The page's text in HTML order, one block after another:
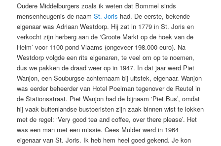
Oudere Middelburgers zoals ik weten dat Bommel sinds
mensenheugenis de naamSt. Joris had. De eerste, bekende
eigenaar was Adriaan Westdorp. Hij zat in 1779 in St. Joris en
verkocht zijn herberg aan de ‘Groote Markt op de hoek van de
Helm’ voor 1100 pond Vlaams (ongeveer 198.000 euro). Na
Westdorp volgde een rits eigenaren, te veel om op te noemen,
dus we pakken de draad weer op in 1947. In dat jaar werd Piet
Wanjon, een Souburgse achternaam bij uitstek, eigenaar. Wanjon
was eerder beheerder van Hotel Poelman tegenover de Reutel in
de Stationsstraat. Piet Wanjon had de bijnaam ‘Piet Bus’, omdat
hij vaak buitenlandse bustoeristen zijn zaak binnen wist te lokken
met de regel: ‘Very good tea and coffee, over there please’. Het
was een man met een missie. Cees Mulder werd in 1964
eigenaar van St. Joris. Ik heb hem heel goed gekend. Je kon